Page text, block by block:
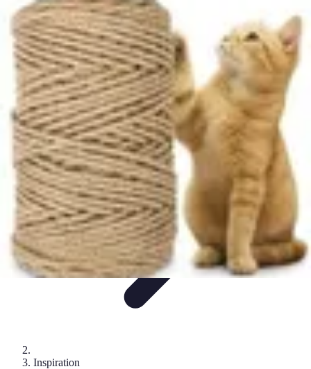
Projets Nouvelle Vie
Planification et StratégieInspiration Évaluation de ProjetÉcologie et
DurabilitéTendances
Projets Nouvelle Vie
Inspiration